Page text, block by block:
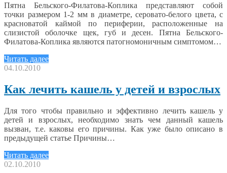
Пятна Бельского-Филатова-Коплика представляют собой
точки размером 1-2 мм в диаметре, серовато-белого цвета, с
красноватой каймой по периферии, расположенные на
слизистой оболочке щек, губ и десен. Пятна Бельского-
Филатова-Коплика являются патогномоничным симптомом…
Читать далее
04.10.2010
Как лечить кашель у детей и взрослых
Для того чтобы правильно и эффективно лечить кашель у
детей и взрослых, необходимо знать чем данный кашель
вызван, т.е. каковы его причины. Как уже было описано в
предыдущей статье Причины…
Читать далее
02.10.2010